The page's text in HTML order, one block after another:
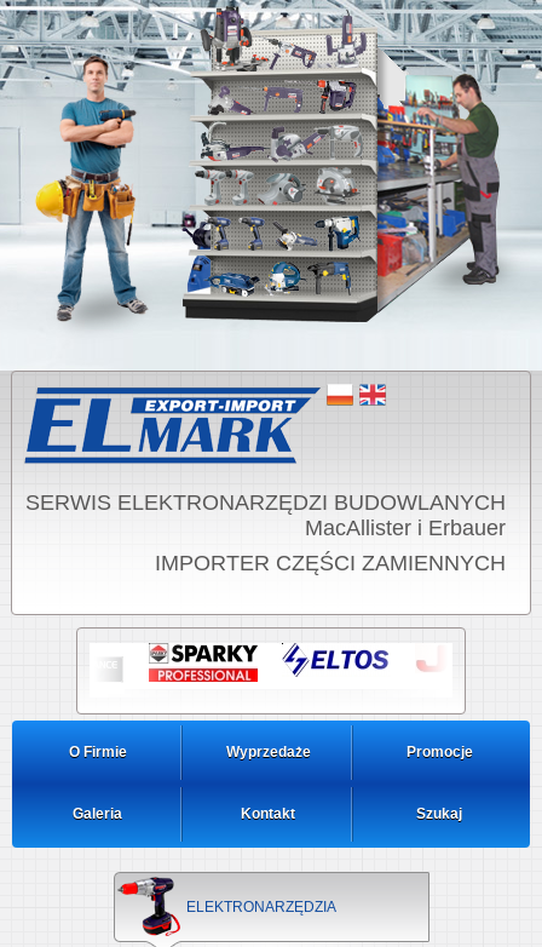
SERWIS ELEKTRONARZĘDZI BUDOWLANYCH
MacAllister i Erbauer
IMPORTER CZĘŚCI ZAMIENNYCH
O Firmie Wyprzedaże Promocje
Galeria Kontakt Szukaj
ELEKTRONARZĘDZIA